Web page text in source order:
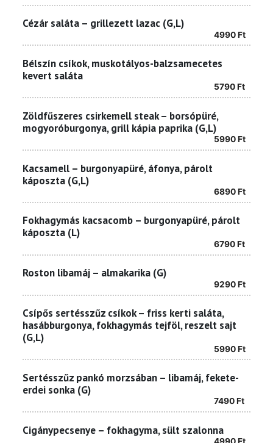
Cézár saláta – grillezett lazac (G,L)
4990Ft
Bélszín csíkok, muskotályos-balzsamecetes
kevert saláta
5790Ft
Zöldfűszeres csirkemell steak – borsópüré,
mogyoróburgonya, grill kápia paprika (G,L)
5990Ft
Kacsamell – burgonyapüré, áfonya, párolt
káposzta (G,L)
6890Ft
Fokhagymás kacsacomb – burgonyapüré, párolt
káposzta (L)
6790Ft
Roston libamáj – almakarika (G)
9290Ft
Csípős sertésszűz csíkok – friss kerti saláta,
hasábburgonya, fokhagymás tejföl, reszelt sajt
(G,L)
5990Ft
Sertésszűz pankó morzsában – libamáj, fekete-
erdei sonka (G)
7490Ft
Cigánypecsenye – fokhagyma, sült szalonna